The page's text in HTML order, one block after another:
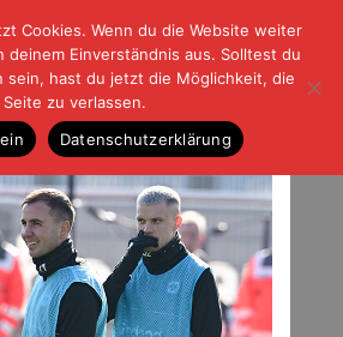
GFußball und der Rest
|IMPRESSUM |DATENSCHUTZ
2023
Cookies. Wenn du die Website weiter
Einverständnis aus. Solltest du
sein, hast du jetzt die Möglichkeit, die
Seite zu verlassen.
Datenschutzerklärung